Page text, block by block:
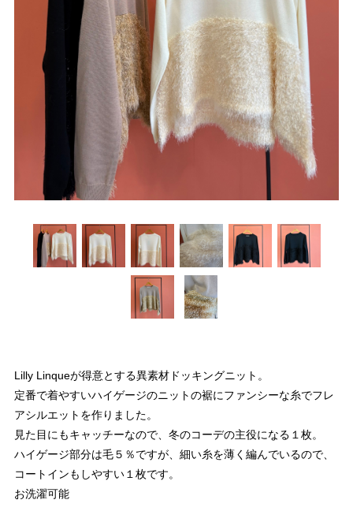
Lilly Linqueが得意とする異素材ドッキングニット。
定番で着やすいハイゲージのニットの裾にファンシーな糸でフレ
アシルエットを作りました。
見た目にもキャッチーなので、冬のコーデの主役になる１枚。
ハイゲージ部分は毛５％ですが、細い糸を薄く編んでいるので、
コートインもしやすい１枚です。
お洗濯可能